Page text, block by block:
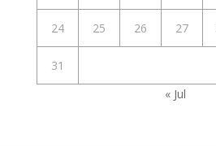
24 25 26 27
31
« Jul